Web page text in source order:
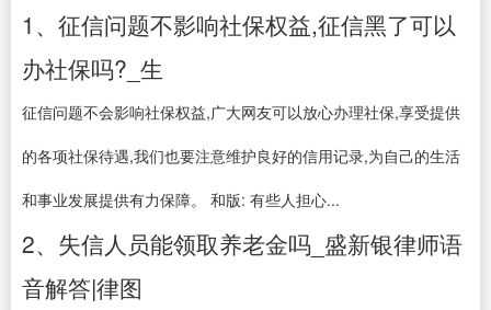
1、征信问题不影响社保权益,征信黑了可以
办社保吗?_生
征信问题不会影响社保权益,广大网友可以放心办理社保,享受提供
的各项社保待遇,我们也要注意维护良好的信用记录,为自己的生活
和事业发展提供有力保障。 和版: 有些人担心...
2、失信人员能领取养老金吗_盛新银律师语
音解答|律图